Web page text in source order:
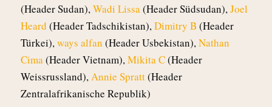
(Header Sudan),Wadi Lissa(Header Südsudan),Joel
Heard (Header Tadschikistan),Dimitry B (Header
Türkei),ways alfan (Header Usbekistan),Nathan
Cima(Header Vietnam),Mikita C(Header
Weissrussland),Annie Spratt(Header
Zentralafrikanische Republik)